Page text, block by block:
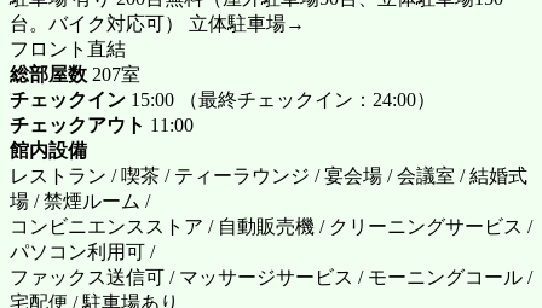
台。バイク対応可） 立体駐車場→
フロント直結
総部屋数 207室
チェックイン 15:00 （最終チェックイン：24:00）
チェックアウト 11:00
館内設備
レストラン / 喫茶 / ティーラウンジ / 宴会場 / 会議室 / 結婚式
場 / 禁煙ルーム /
コンビニエンスストア / 自動販売機 / クリーニングサービス /
パソコン利用可 /
ファックス送信可 / マッサージサービス / モーニングコール /
宅配便 / 駐車場あり